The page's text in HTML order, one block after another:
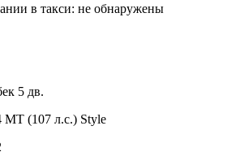
в такси: не обнаружены
5 дв.
MT (107 л.с.) Style